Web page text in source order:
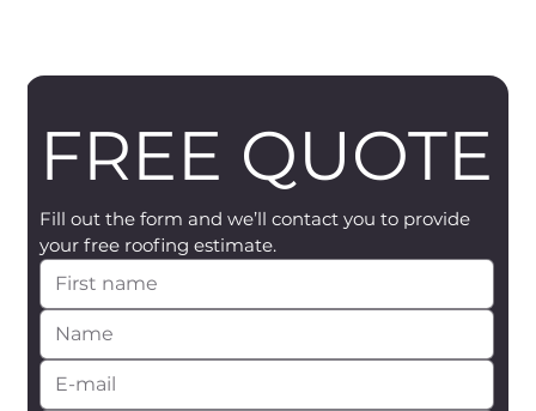
FREE QUOTE
Fill out the form and we’ll contact you to provide
your free roofing estimate.